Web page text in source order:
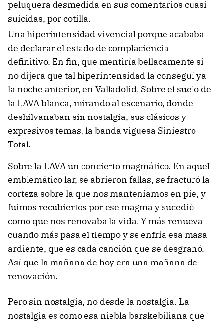
peluquera desmedida en sus comentarios cuasi
suicidas, por cotilla.
Una hiperintensidad vivencial porque acababa
de declarar el estado de complaciencia
definitivo. En fin, que mentiría bellacamente si
no dijera que tal hiperintensidad la conseguí ya
la noche anterior, en Valladolid. Sobre el suelo de
la LAVA blanca, mirando al escenario, donde
deshilvanaban sin nostalgia, sus clásicos y
expresivos temas, la banda viguesa Siniestro
Total.
Sobre la LAVA un concierto magmático. En aquel
emblemático lar, se abrieron fallas, se fracturó la
corteza sobre la que nos manteníamos en pie, y
fuimos recubiertos por ese magma y sucedió
como que nos renovaba la vida. Y más renueva
cuando más pasa el tiempo y se enfría esa masa
ardiente, que es cada canción que se desgranó.
Así que la mañana de hoy era una mañana de
renovación.
Pero sin nostalgia, no desde la nostalgia. La
nostalgia es como esa niebla barskebiliana que